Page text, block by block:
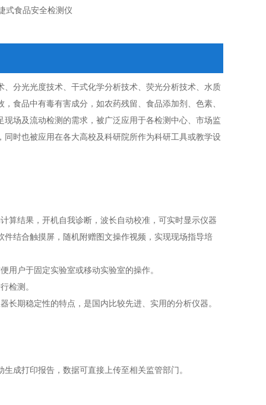
式食品安全检测仪
分光光度技术、干式化学分析技术、荧光分析技术、水质
食品中有毒有害成分，如农药残留、食品添加剂、色素、
场及流动检测的需求，被广泛应用于各检测中心、市场监
时也被应用在各大高校及科研院所作为科研工具或教学设
算结果，开机自我诊断，波长自动校准，可实时显示仪器
结合触摸屏，随机附赠图文操作视频，实现现场指导培
用户于固定实验室或移动实验室的操作。
检测。
长期稳定性的特点，是国内比较先进、实用的分析仪器。
成打印报告，数据可直接上传至相关监管部门。